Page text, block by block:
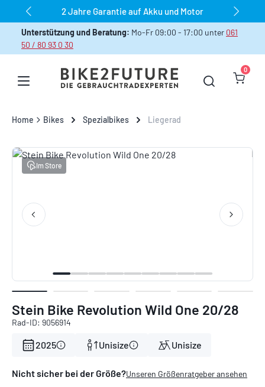
Zum Hauptinhalt springendauerhaft über 1.000 Bikes sofort verfügbar
Unterstützung und Beratung: Mo-Fr 09:00 - 17:00 unter 061
50 / 80 93 0 30
0
Home Bikes Spezialbikes Liegerad
Bildergalerie überspringen
Im Store
Stein Bike Revolution Wild One 20/28
Rad-ID: 9056914
2025 Unisize Unisize
Nicht sicher bei der Größe?Unseren Größenratgeber ansehen